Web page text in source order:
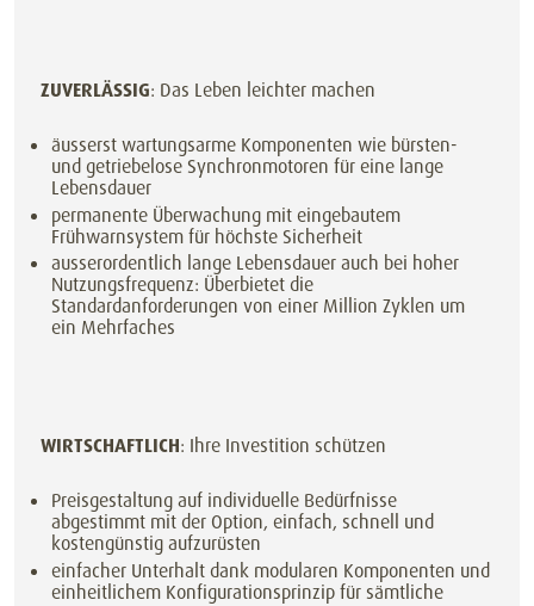
ZUVERLÄSSIG: Das Leben leichter machen
äusserst wartungsarme Komponenten wie bürsten-
und getriebelose Synchronmotoren für eine lange
Lebensdauer
permanente Überwachung mit eingebautem
Frühwarnsystem für höchste Sicherheit
ausserordentlich lange Lebensdauer auch bei hoher
Nutzungsfrequenz: Überbietet die
Standardanforderungen von einer Million Zyklen um
ein Mehrfaches
WIRTSCHAFTLICH: Ihre Investition schützen
Preisgestaltung auf individuelle Bedürfnisse
abgestimmt mit der Option, einfach, schnell und
kostengünstig aufzurüsten
einfacher Unterhalt dank modularen Komponenten und
einheitlichem Konfigurationsprinzip für sämtliche